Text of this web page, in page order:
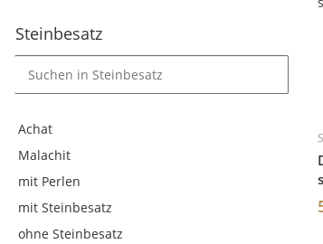
Steinbesatz
Achat
Malachit
mit Perlen
mit Steinbesatz
ohne Steinbesatz